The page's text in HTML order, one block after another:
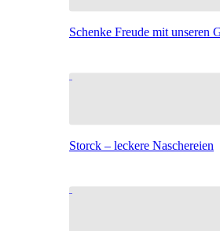
Schenke Freude mit unseren
Storck – leckere Naschereien